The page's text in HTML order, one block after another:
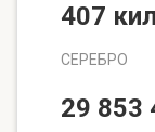
407
СЕРЕБРО
29 853